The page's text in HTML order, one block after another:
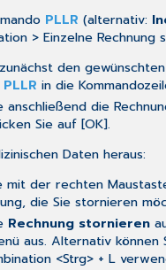
PLLR (alternativ:
> Einzelne Rechnung
den
PLLR in die
anschließend die
Sie auf [OK].
Daten heraus:
mit der rechten
die Sie stornieren
Rechnung stornieren
aus. Alternativ können
<Strg> + L